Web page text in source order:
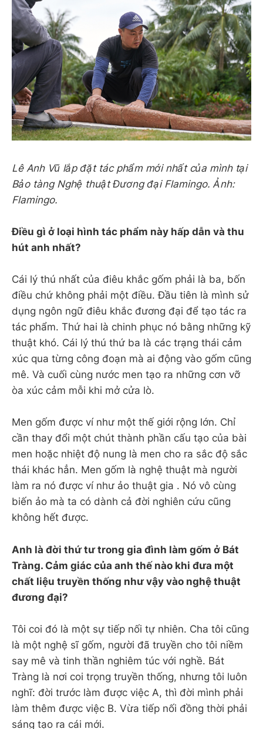
Lê Anh Vũ lắp đặt tác phẩm mới nhất của mình tại
Bảo tàng Nghệ thuật Đương đại Flamingo. Ảnh:
Flamingo.
Điều gì ở loại hình tác phẩm này hấp dẫn và thu
hút anh nhất?
Cái lý thú nhất của điêu khắc gốm phải là ba, bốn
điều chứ không phải một điều. Đầu tiên là mình sử
dụng ngôn ngữ điêu khắc đương đại để tạo tác ra
tác phẩm. Thứ hai là chinh phục nó bằng những kỹ
thuật khó. Cái lý thú thứ ba là các trạng thái cảm
xúc qua từng công đoạn mà ai động vào gốm cũng
mê. Và cuối cùng nước men tạo ra những cơn vỡ
òa xúc cảm mỗi khi mở cửa lò.
Men gốm được ví như một thế giới rộng lớn. Chỉ
cần thay đổi một chút thành phần cấu tạo của bài
men hoặc nhiệt độ nung là men cho ra sắc độ sắc
thái khác hẳn. Men gốm là nghệ thuật mà người
làm ra nó được ví như ảo thuật gia . Nó vô cùng
biến ảo mà ta có dành cả đời nghiên cứu cũng
không hết được.
Anh là đời thứ tư trong gia đình làm gốm ở Bát
Tràng. Cảm giác của anh thế nào khi đưa một
chất liệu truyền thống như vậy vào nghệ thuật
đương đại?
Tôi coi đó là một sự tiếp nối tự nhiên. Cha tôi cũng
là một nghệ sĩ gốm, người đã truyền cho tôi niềm
say mê và tinh thần nghiêm túc với nghề. Bát
Tràng là nơi coi trọng truyền thống, nhưng tôi luôn
nghĩ: đời trước làm được việc A, thì đời mình phải
làm thêm được việc B. Vừa tiếp nối đồng thời phải
sáng tạo ra cái mới.